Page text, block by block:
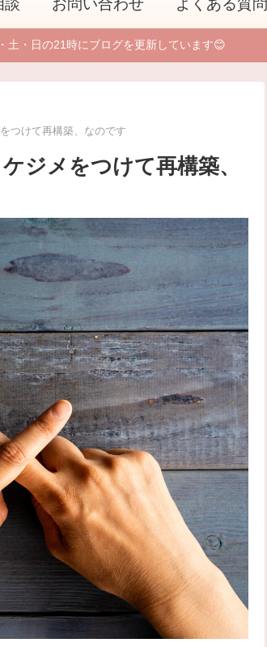
談 お問い合わせ よくある質問
土・日の21時にブログを更新しています😊
つけて再構築、なのです
ジメをつけて再構築、